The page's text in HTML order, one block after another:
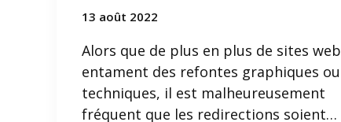
13 août 2022
Alors que de plus en plus de sites web
entament des refontes graphiques ou
techniques, il est malheureusement
fréquent que les redirections soient…